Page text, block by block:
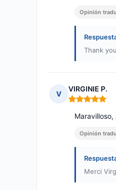
Opinión
Thank
V
VIRGINIE P.
Nota: 5 de 5
Maravilloso,
Opinión
Merci